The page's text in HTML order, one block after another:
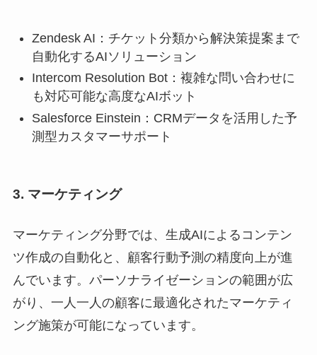
Zendesk AI：チケット分類から解決策提案まで
自動化するAIソリューション
Intercom Resolution Bot：複雑な問い合わせに
も対応可能な高度なAIボット
Salesforce Einstein：CRMデータを活用した予
測型カスタマーサポート
3. マーケティング
マーケティング分野では、生成AIによるコンテン
ツ作成の自動化と、顧客行動予測の精度向上が進
んでいます。パーソナライゼーションの範囲が広
がり、一人一人の顧客に最適化されたマーケティ
ング施策が可能になっています。